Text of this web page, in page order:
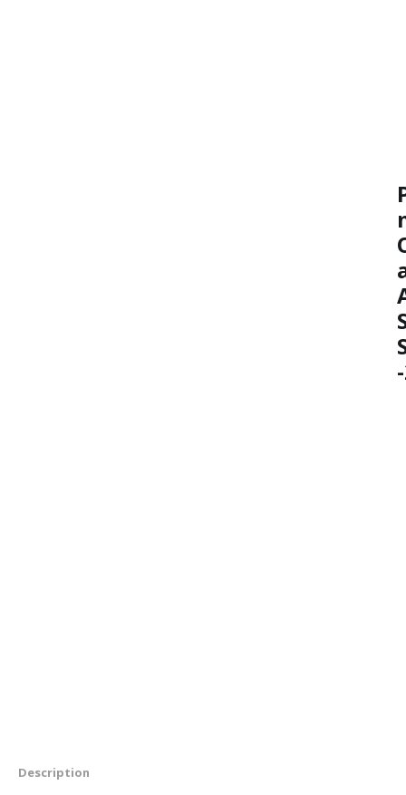
Description